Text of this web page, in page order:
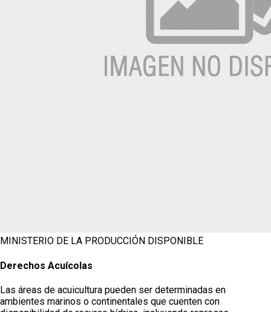
MINISTERIO DE LA PRODUCCIÓN DISPONIBLE
Derechos Acuícolas
Las áreas de acuicultura pueden ser determinadas en
ambientes marinos o continentales que cuenten con